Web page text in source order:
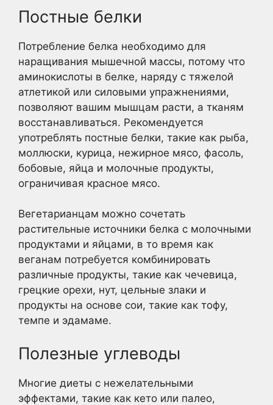
Постные белки
Потребление белка необходимо для
наращивания мышечной массы, потому что
аминокислоты в белке, наряду с тяжелой
атлетикой или силовыми упражнениями,
позволяют вашим мышцам расти, а тканям
восстанавливаться. Рекомендуется
употреблять постные белки, такие как рыба,
моллюски, курица, нежирное мясо, фасоль,
бобовые, яйца и молочные продукты,
ограничивая красное мясо.
Вегетарианцам можно сочетать
растительные источники белка с молочными
продуктами и яйцами, в то время как
веганам потребуется комбинировать
различные продукты, такие как чечевица,
грецкие орехи, нут, цельные злаки и
продукты на основе сои, такие как тофу,
темпе и эдамаме.
Полезные углеводы
Многие диеты с нежелательными
эффектами, такие как кето или палео,